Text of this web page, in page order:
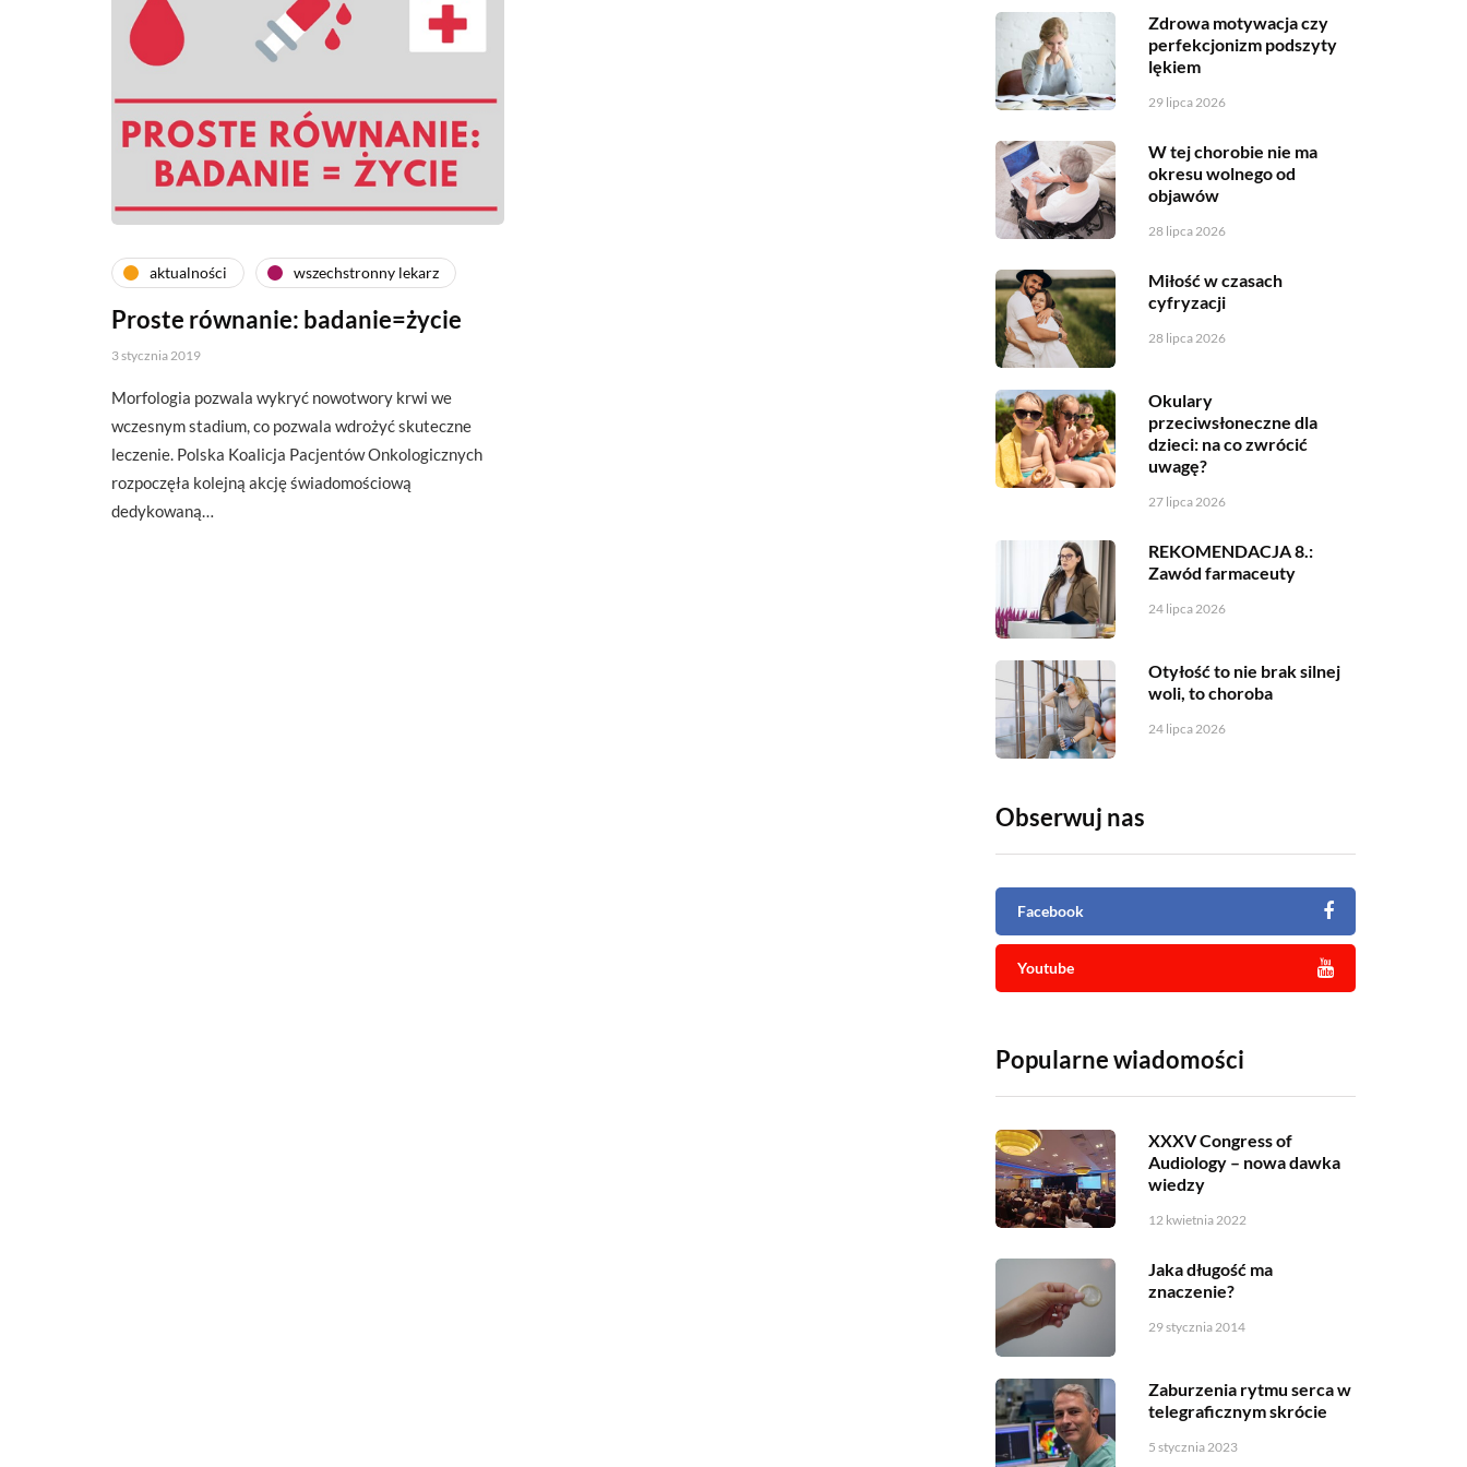
aktualności wszechstronny lekarz
Proste równanie: badanie=życie
3 stycznia 2019
Morfologia pozwala wykryć nowotwory krwi we
wczesnym stadium, co pozwala wdrożyć skuteczne
leczenie. Polska Koalicja Pacjentów Onkologicznych
rozpoczęła kolejną akcję świadomościową
dedykowaną…
Zdrowa motywacja czy
perfekcjonizm podszyty
lękiem
29 lipca 2026
W tej chorobie nie ma
okresu wolnego od
objawów
28 lipca 2026
Miłość w czasach
cyfryzacji
28 lipca 2026
Okulary
przeciwsłoneczne dla
dzieci: na co zwrócić
uwagę?
27 lipca 2026
REKOMENDACJA 8.:
Zawód farmaceuty
24 lipca 2026
Otyłość to nie brak silnej
woli, to choroba
24 lipca 2026
Obserwuj nas
Facebook
Youtube
Popularne wiadomości
XXXV Congress of
Audiology – nowa dawka
wiedzy
12 kwietnia 2022
Jaka długość ma
znaczenie?
29 stycznia 2014
Zaburzenia rytmu serca w
telegraficznym skrócie
5 stycznia 2023